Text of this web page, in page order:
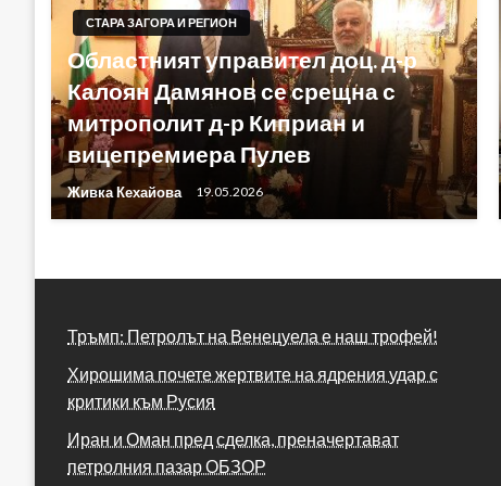
СТАРА ЗАГОРА И РЕГИОН
Областният управител доц. д-р
Калоян Дамянов се срещна с
митрополит д-р Киприан и
вицепремиера Пулев
Живка Кехайова 19.05.2026
Тръмп: Петролът на Венецуела е наш трофей!
Хирошима почете жертвите на ядрения удар с
критики към Русия
Иран и Оман пред сделка, преначертават
петролния пазар ОБЗОР